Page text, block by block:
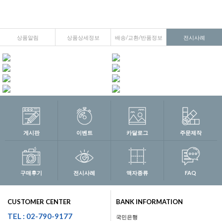
상품알림 상품상세정보 배송/교환/반품정보 전시사례
게시판 이벤트 카달로그 주문제작
구매후기 전시사례 액자종류 FAQ
CUSTOMER CENTER
TEL : 02-790-9177
BANK INFORMATION
국민은행